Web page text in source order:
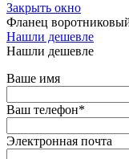
Закрыть окно
Фланец
Нашли дешевле
Нашли дешевле
Ваше имя
Ваш телефон*
Электронная почта